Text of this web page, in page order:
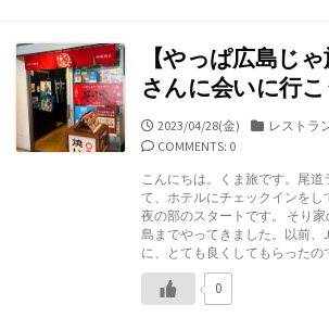
【やっぱ広島じ
さんに会いに行こ
公
開
2023/04/28(金)
カ
リ
ー
レストラ
COMMENTS: 0
こんにちは。くま旅です。尾道
て、ホテルにチェックインをし
夜の部のスタートです。 そり
島までやってきました。以前、
に、とても良くしてもらったの
0